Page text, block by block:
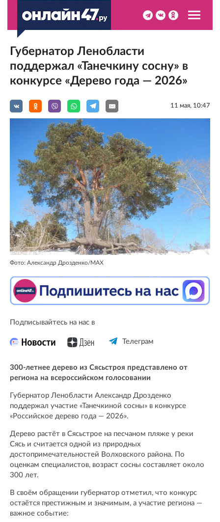
Губернатор Ленобласти
поддержал «Танечкину сосну» в
конкурсе «Дерево года — 2026»
11 мая, 10:47
Фото: Александр Дрозденко/MAX
Подписывайтесь на нас в
Телеграм
300-летнее дерево из Сясьстроя представлено от
региона на всероссийском голосовании
Губернатор Ленобласти Александр Дрозденко
поддержал участие «Танечкиной сосны» в конкурсе
«Российское дерево года — 2026».
Дерево растёт в Сясьстрое на песчаном пляже у реки
Сясь и считается одной из природных
достопримечательностей Волховского района. По
оценкам специалистов, возраст сосны составляет около
300 лет.
В своём обращении губернатор отметил, что конкурс
остаётся престижным и значимым, а участие региона —
важное событие: